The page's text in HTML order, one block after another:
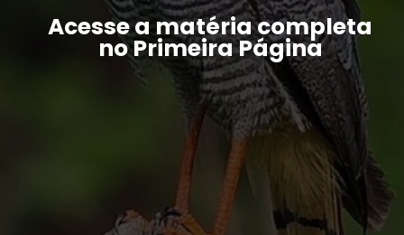
Acesse a matéria completa
no Primeira Página